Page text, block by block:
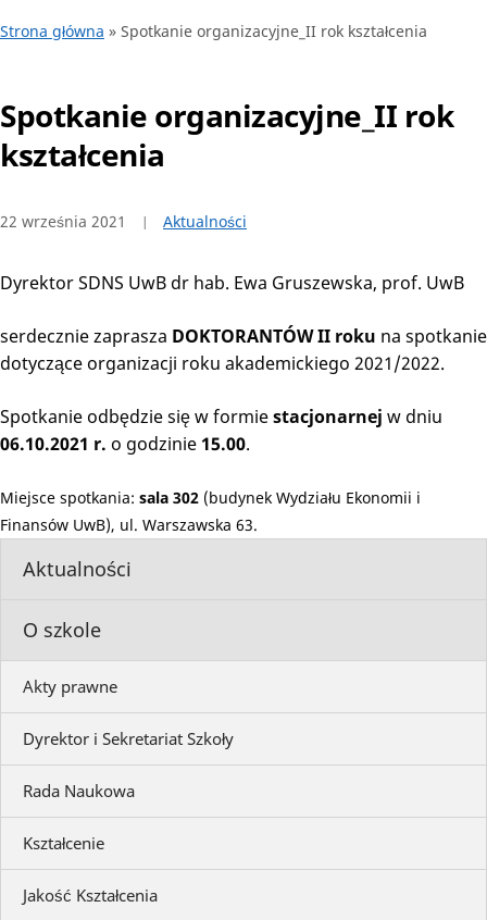
Strona główna » Spotkanie organizacyjne_II rok kształcenia
Aktualności
O szkole
Akty prawne
Dyrektor i Sekretariat Szkoły
Rada Naukowa
Kształcenie
Jakość Kształcenia
Spotkanie organizacyjne_II rok
kształcenia
22 września 2021 Aktualności
Dyrektor SDNS UwB dr hab. Ewa Gruszewska, prof. UwB
serdecznie zaprasza DOKTORANTÓW II roku na spotkanie
dotyczące organizacji roku akademickiego 2021/2022.
Spotkanie odbędzie się w formiestacjonarnej w dniu
06.10.2021 r. o godzinie 15.00.
Miejsce spotkania: sala 302 (budynek Wydziału Ekonomii i
Finansów UwB), ul. Warszawska 63.